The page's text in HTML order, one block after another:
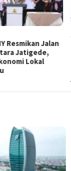
Pastikan
Bengkulu–
Jalur
Lebih